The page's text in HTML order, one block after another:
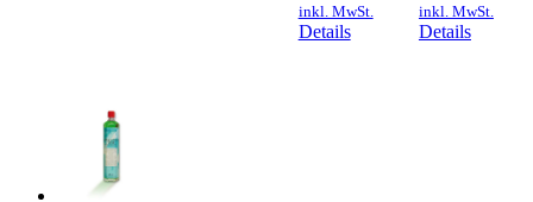
inkl. MwSt.
Details
inkl. MwSt.
Details